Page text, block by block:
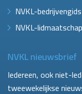
NVKL-bedrijvengids
NVKL-lidmaatschap
NVKL nieuwsbrief
Iedereen, ook niet-
tweewekelijkse